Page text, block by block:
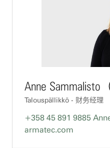
Anne Sammalisto
Talouspällikkö - 财务经理
+358 45 891 9885
armatec.com